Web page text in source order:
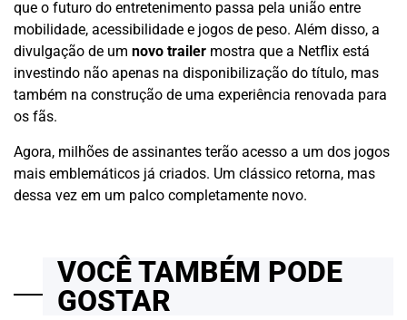
que o futuro do entretenimento passa pela união entre
mobilidade, acessibilidade e jogos de peso. Além disso, a
divulgação de um novo trailer mostra que a Netflix está
investindo não apenas na disponibilização do título, mas
também na construção de uma experiência renovada para
os fãs.
Agora, milhões de assinantes terão acesso a um dos jogos
mais emblemáticos já criados. Um clássico retorna, mas
dessa vez em um palco completamente novo.
VOCÊ TAMBÉM PODE
GOSTAR